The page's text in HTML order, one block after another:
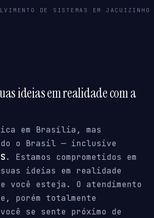
DE SISTEMAS EM JACUIZINHO
ideias em realidade com a
em Brasília, mas
o Brasil — inclusive
. Estamos comprometidos em
ideias em realidade
você esteja. O atendimento
porém totalmente
se sente próximo de